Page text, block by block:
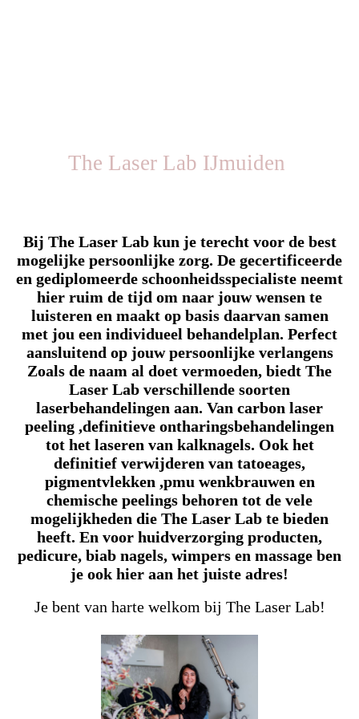
The Laser Lab IJmuiden
Bij The Laser Lab kun je terecht voor de best
mogelijke persoonlijke zorg. De gecertificeerde
en gediplomeerde schoonheidsspecialiste neemt
hier ruim de tijd om naar jouw wensen te
luisteren en maakt op basis daarvan samen
met jou een individueel behandelplan. Perfect
aansluitend op jouw persoonlijke verlangens
Zoals de naam al doet vermoeden, biedt The
Laser Lab verschillende soorten
laserbehandelingen aan. Van carbon laser
peeling ,definitieve ontharingsbehandelingen
tot het laseren van kalknagels. Ook het
definitief verwijderen van tatoeages,
pigmentvlekken ,pmu wenkbrauwen en
chemische peelings behoren tot de vele
mogelijkheden die The Laser Lab te bieden
heeft. En voor huidverzorging producten,
pedicure, biab nagels, wimpers en massage ben
je ook hier aan het juiste adres!
Je bent van harte welkom bij The Laser Lab!